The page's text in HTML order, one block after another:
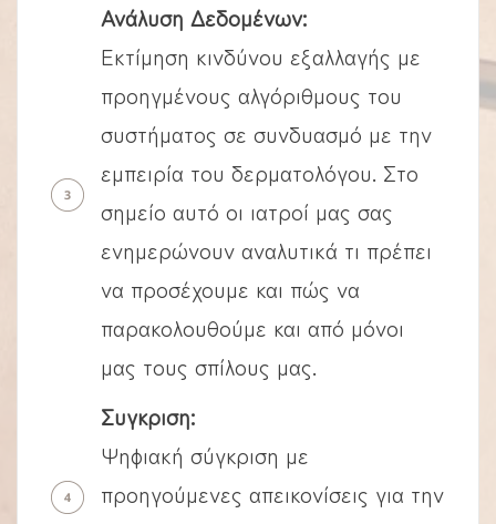
Ανάλυση Δεδομένων:
Εκτίμηση κινδύνου εξαλλαγής με
προηγμένους αλγόριθμους του
συστήματος σε συνδυασμό με την
εμπειρία του δερματολόγου. Στο
σημείο αυτό οι ιατροί μας σας
ενημερώνουν αναλυτικά τι πρέπει
να προσέχουμε και πώς να
παρακολουθούμε και από μόνοι
μας τους σπίλους μας.
Συγκριση:
Ψηφιακή σύγκριση με
προηγούμενες απεικονίσεις για την